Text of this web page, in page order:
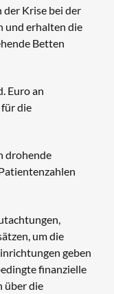
Krise bei der
und erhalten die
Betten
Euro an
die
drohende
um die
geben
finanzielle
über die